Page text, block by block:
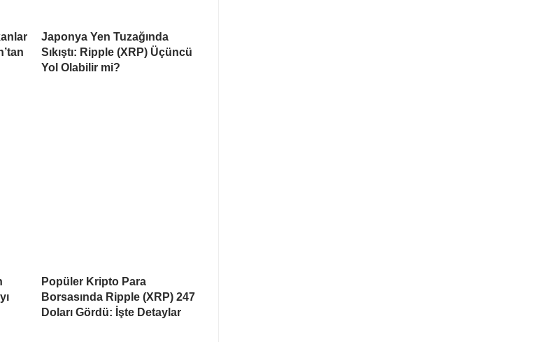
Japonya Yen Tuzağında
Sıkıştı: Ripple (XRP) Üçüncü
Yol Olabilir mi?
Popüler Kripto Para
Borsasında Ripple (XRP) 247
Doları Gördü: İşte Detaylar